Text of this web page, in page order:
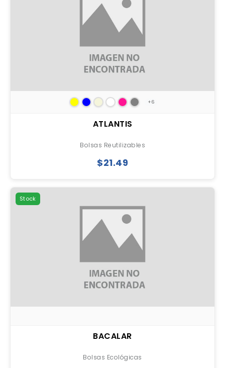
+6
ATLANTIS
Bolsas Reutilizables
$21.49
Stock
BACALAR
Bolsas Ecológicas